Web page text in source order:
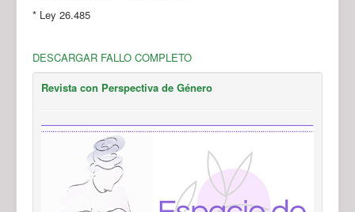
* Ley 26.485
DESCARGAR FALLO COMPLETO
Revista con Perspectiva de Género